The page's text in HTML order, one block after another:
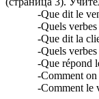
-Que dit le
-Quels
-Que dit la
-Quels
-Que répond
-Comment
-Comment le